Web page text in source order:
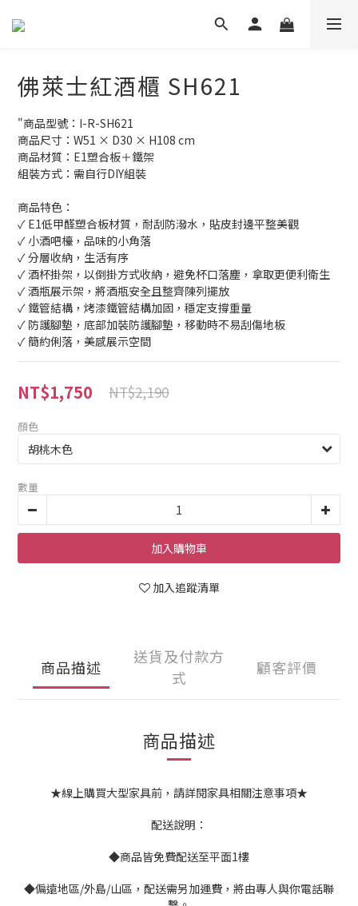
佛萊士紅酒櫃 SH621
"商品型號：I-R-SH621
商品尺寸：W51 × D30 × H108 cm
商品材質：E1塑合板＋鐵架
組裝方式：需自行DIY組裝
商品特色：
✓ E1低甲醛塑合板材質，耐刮防潑水，貼皮封邊平整美觀
✓ 小酒吧檯，品味的小角落
✓ 分層收納，生活有序
✓ 酒杯掛架，以倒掛方式收納，避免杯口落塵，拿取更便利衛生
✓ 酒瓶展示架，將酒瓶安全且整齊陳列擺放
✓ 鐵管結構，烤漆鐵管結構加固，穩定支撐重量
✓ 防護腳墊，底部加裝防護腳墊，移動時不易刮傷地板
✓ 簡約俐落，美感展示空間
NT$1,750 NT$2,190
顏色
數量
加入購物車
加入追蹤清單
商品描述
送貨及付款方
式
顧客評價
商品描述
★線上購買大型家具前，請詳閱家具相關注意事項★
配送說明：
◆商品皆免費配送至平面1樓
◆偏遠地區/外島/山區，配送需另加運費，將由專人與你電話聯